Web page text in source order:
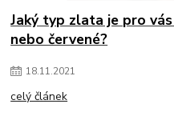
Jaký typ zlata je pro
nebo červené?
18.11.2021
celý článek